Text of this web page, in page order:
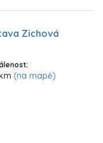
Zichová
(na mapě)